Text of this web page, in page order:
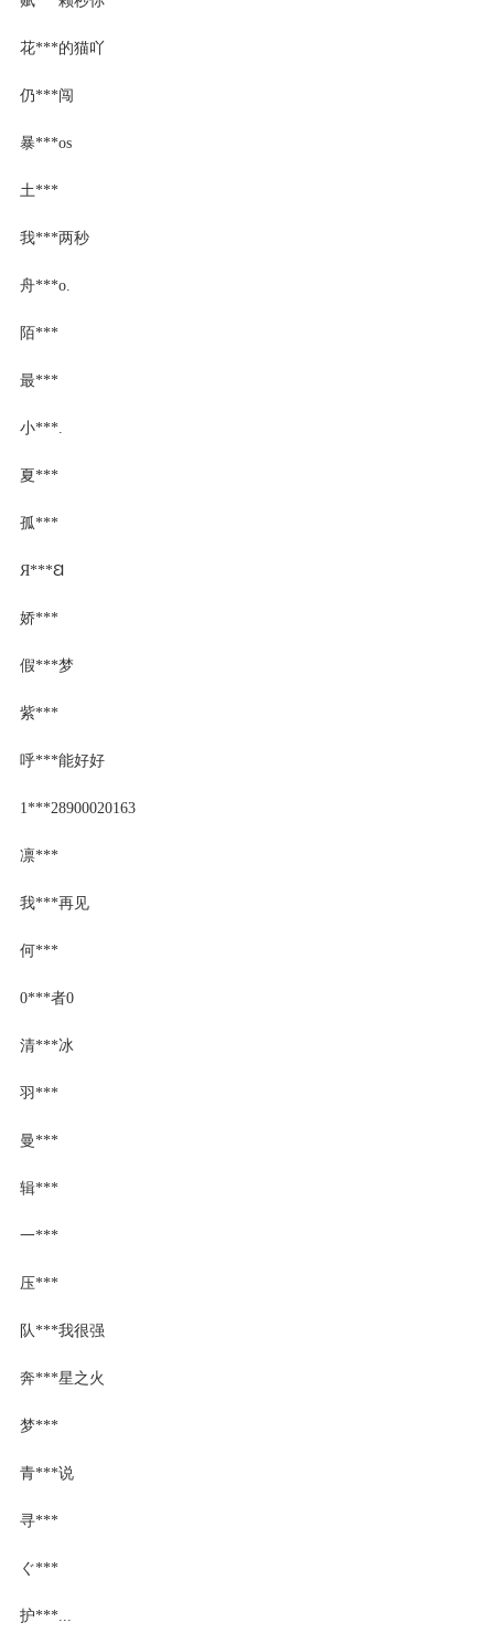
花***的猫吖
仍***闯
暴***os
土***
我***两秒
舟***o.
陌***
最***
小***.
夏***
孤***
Я***Ꞛ
娇***
假***梦
紫***
呼***能好好
1***28900020163
凛***
我***再见
何***
0***者0
清***冰
羽***
曼***
辑***
一***
压***
队***我很强
奔***星之火
梦***
青***说
寻***
ぐ***
护***...